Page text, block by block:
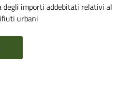
degli importi addebitati relativi al
urbani